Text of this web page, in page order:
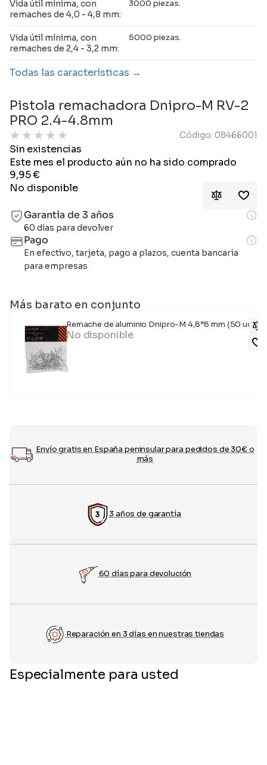
Vida útil mínima, con
remaches de 4,0 - 4,8 mm:
3000 piezas.
Vida útil mínima, con
remaches de 2,4 - 3,2 mm:
5000 piezas.
Todas las características
Pistola remachadora Dnipro-M RV-2
PRO 2.4-4.8mm
★ ★ ★ ★ ★ Código: 08466001
Sin existencias
Este mes el producto aún no ha sido comprado
9,95€
No disponible
Garantía de 3 años
60 días para devolver
Pago
En efectivo, tarjeta, pago a plazos, cuenta bancaria
para empresas
Más barato en conjunto
Remache de aluminio Dnipro-M 4,8*8 mm (50 uds.)
No disponible
Envío gratis en España peninsular para pedidos de 30€ o
más
3 años de garantía
60 días para devolución
Reparación en 3 días en nuestras tiendas
Especialmente para usted